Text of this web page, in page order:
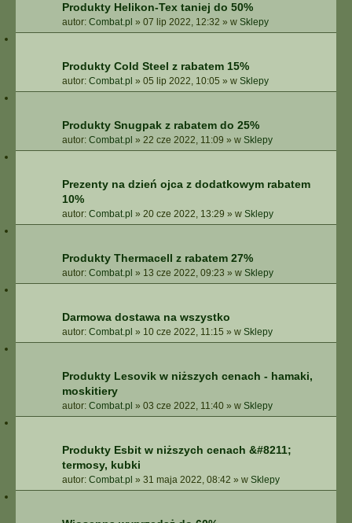
Produkty Helikon-Tex taniej do 50%
autor: Combat.pl » 07 lip 2022, 12:32 » w Sklepy
Produkty Cold Steel z rabatem 15%
autor: Combat.pl » 05 lip 2022, 10:05 » w Sklepy
Produkty Snugpak z rabatem do 25%
autor: Combat.pl » 22 cze 2022, 11:09 » w Sklepy
Prezenty na dzień ojca z dodatkowym rabatem
10%
autor: Combat.pl » 20 cze 2022, 13:29 » w Sklepy
Produkty Thermacell z rabatem 27%
autor: Combat.pl » 13 cze 2022, 09:23 » w Sklepy
Darmowa dostawa na wszystko
autor: Combat.pl » 10 cze 2022, 11:15 » w Sklepy
Produkty Lesovik w niższych cenach - hamaki,
moskitiery
autor: Combat.pl » 03 cze 2022, 11:40 » w Sklepy
Produkty Esbit w niższych cenach &#8211;
termosy, kubki
autor: Combat.pl » 31 maja 2022, 08:42 » w Sklepy